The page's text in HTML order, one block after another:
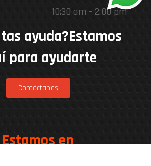
10:30 am - 2:00 pm
ayuda?Estamos
para ayudarte
Contáctanos
Estamos en